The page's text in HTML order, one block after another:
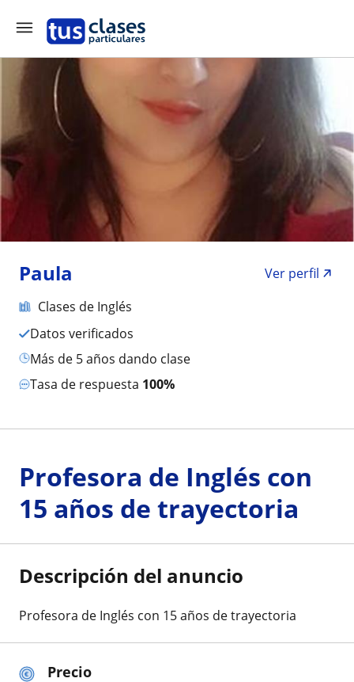
Paula
Ver perfil
Clases de Inglés
Datos verificados
más de 5 años dando clase
Tasa de respuesta 100%
Precio
Profesora de Inglés con
15 años de trayectoria
Descripción del anuncio
Profesora de Inglés con 15 años de trayectoria